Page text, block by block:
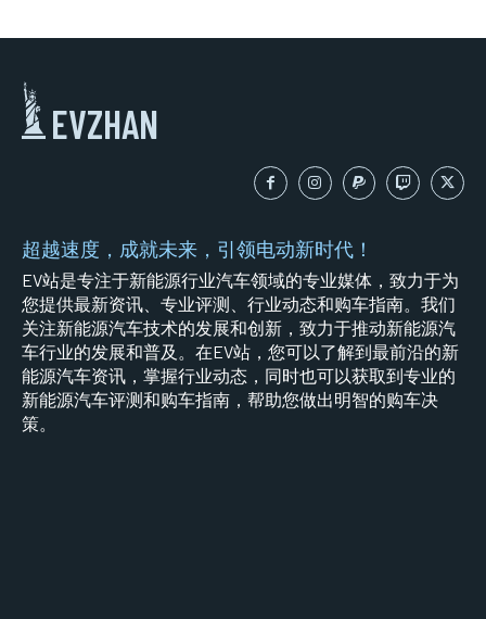
EVZHAN
超越速度，成就未来，引领电动新时代！
EV站是专注于新能源行业汽车领域的专业媒体，致力于为
您提供最新资讯、专业评测、行业动态和购车指南。我们
关注新能源汽车技术的发展和创新，致力于推动新能源汽
车行业的发展和普及。在EV站，您可以了解到最前沿的新
能源汽车资讯，掌握行业动态，同时也可以获取到专业的
新能源汽车评测和购车指南，帮助您做出明智的购车决
策。